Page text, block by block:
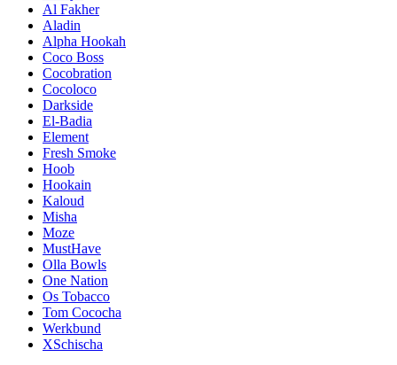
Al Fakher
Aladin
Alpha Hookah
Coco Boss
Cocobration
Cocoloco
Darkside
El-Badia
Element
Fresh Smoke
Hoob
Hookain
Kaloud
Misha
Moze
MustHave
Olla Bowls
One Nation
Os Tobacco
Tom Cococha
Werkbund
XSchischa